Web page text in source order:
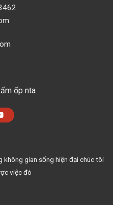
ốp nta
không gian sống hiện đại chúc tôi
việc đó